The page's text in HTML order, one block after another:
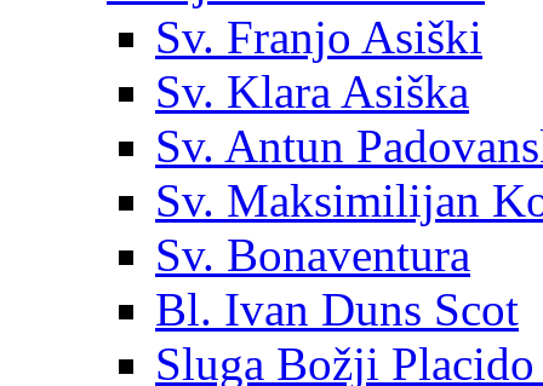
Sv. Franjo Asiški
Sv. Klara Asiška
Sv. Antun
Sv. Maksimilijan
Sv. Bonaventura
Bl. Ivan Duns Scot
Sluga Božji Placido